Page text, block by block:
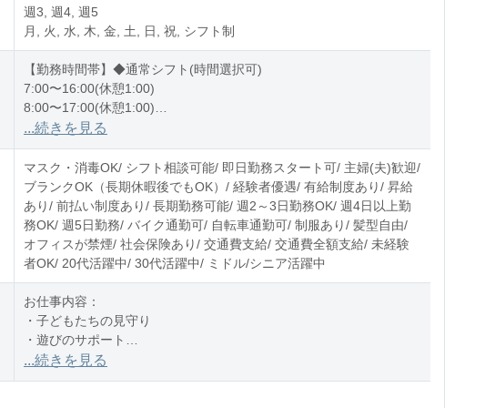
週3, 週4, 週5
月, 火, 水, 木, 金, 土, 日, 祝, シフト制
【勤務時間帯】◆通常シフト(時間選択可)
7:00〜16:00(休憩1:00)
8:00〜17:00(休憩1:00)
12:00〜21:00(休憩1:00)
※残業：0〜10時間程度/月
...続きを見る
マスク・消毒OK/ シフト相談可能/ 即日勤務スタート可/ 主婦(夫)歓迎/
ブランクOK（長期休暇後でもOK）/ 経験者優遇/ 有給制度あり/ 昇給
あり/ 前払い制度あり/ 長期勤務可能/ 週2～3日勤務OK/ 週4日以上勤
務OK/ 週5日勤務/ バイク通勤可/ 自転車通勤可/ 制服あり/ 髪型自由/
オフィスが禁煙/ 社会保険あり/ 交通費支給/ 交通費全額支給/ 未経験
者OK/ 20代活躍中/ 30代活躍中/ ミドル/シニア活躍中
お仕事内容：
・子どもたちの見守り
・遊びのサポート
・お散歩の付き添い
...続きを見る